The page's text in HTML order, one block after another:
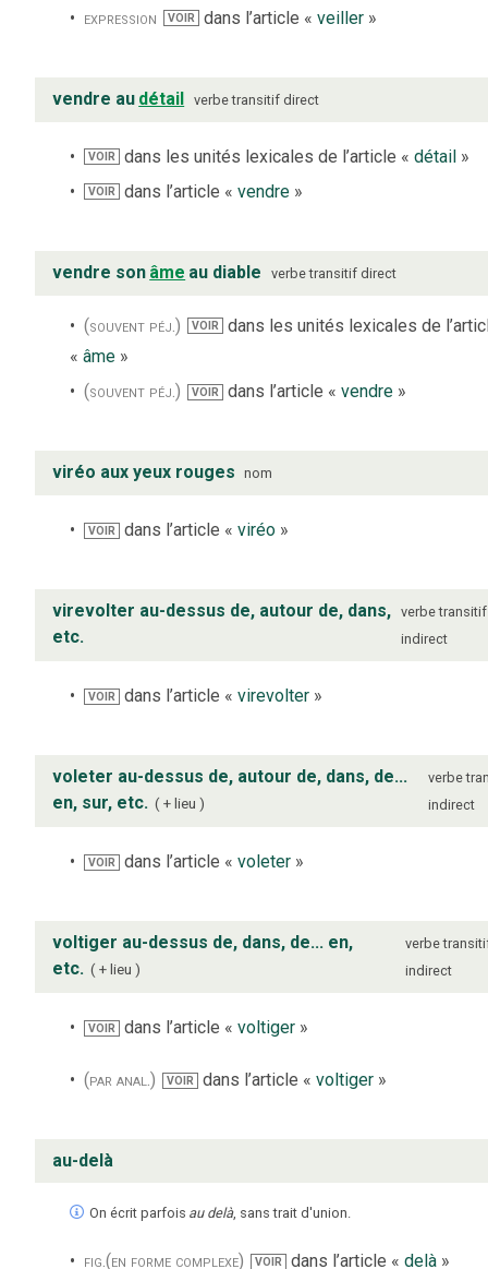
expression
VOIR dans l’article « veiller»
vendre au détail verbe transitif direct
VOIR dans les unités lexicales de l’article «détail »
VOIR dans l’article «vendre »
vendre son âme au diable verbe transitif direct
(souvent péj.) VOIR
dans les unités lexicales de
« âme »
(souvent péj.)
VOIR dans l’article « vendre»
viréo aux yeux rouges nom
VOIR dans l’article «viréo »
virevolter au-dessus de, autour de, dans,
etc.
verbe transitif
indirect
VOIR dans l’article «virevolter »
voleter au-dessus de, autour de, dans, de...
en, sur, etc.
+ lieu
verbe
indirect
VOIR dans l’article «voleter »
voltiger au-dessus de, dans, de... en,
etc.
+ lieu
verbe
indirect
VOIR dans l’article «voltiger »
(par anal.) VOIR dans l’article « voltiger»
au-delà
On écrit parfois au delà, sans trait d'union.
fig.(en forme complexe) VOIR dans l’article « delà»